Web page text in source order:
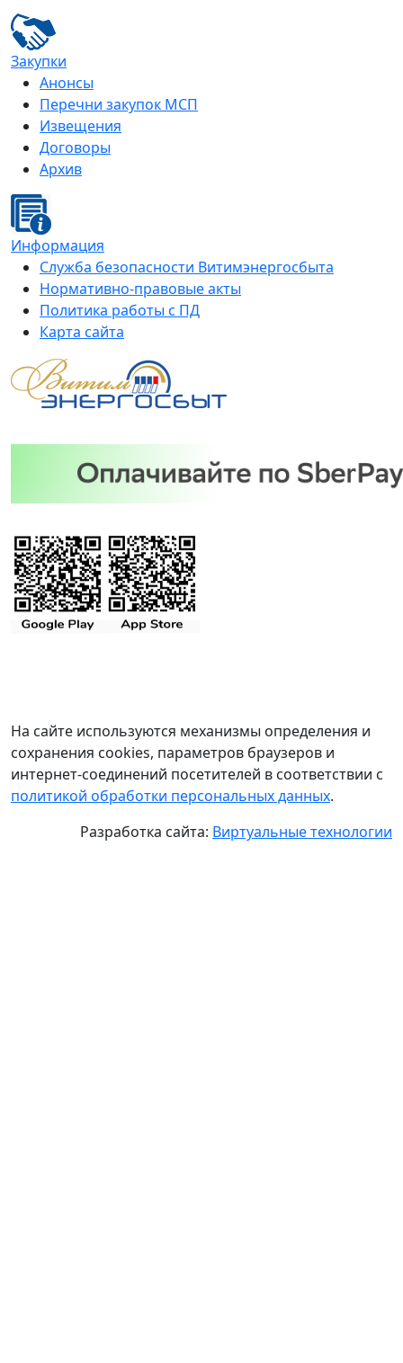
Закупки
Анонсы
Перечни закупок МСП
Извещения
Договоры
Архив
Информация
Служба безопасности Витимэнергосбыта
Нормативно-правовые акты
Политика работы с ПД
Карта сайта
На сайте используются механизмы определения и
сохранения cookies, параметров браузеров и
интернет-соединений посетителей в соответствии с
политикой обработки персональных данных.
Разработка сайта: Виртуальные технологии